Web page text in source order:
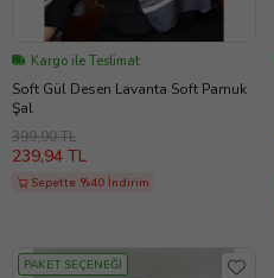
Kargo ile Teslimat
Soft Gül Desen Lavanta Soft Pamuk
Şal
399,90 TL
239,94 TL
Sepette %40 İndirim
PAKET SEÇENEĞİ